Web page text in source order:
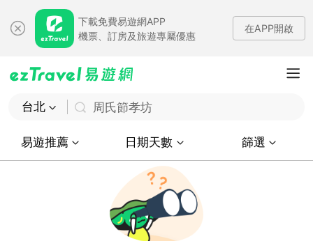
下載免費易遊網APP
機票、訂房及旅遊專屬優惠
在APP開啟
台北 周氏節孝坊
易遊推薦 日期天數 篩選